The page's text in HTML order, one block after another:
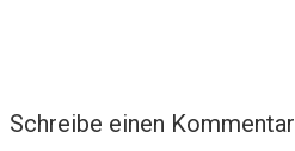
Schreibe einen Kommentar